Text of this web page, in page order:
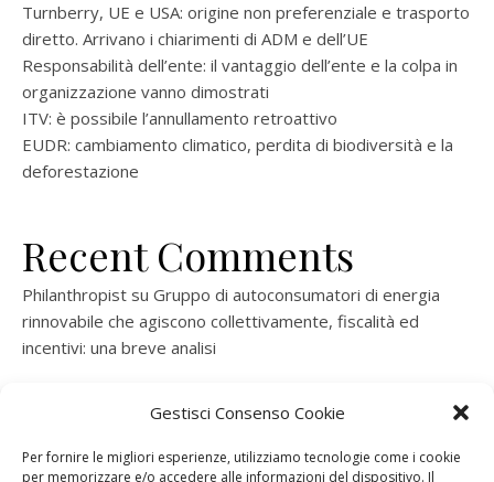
Gestisci Consenso Cookie
Per fornire le migliori esperienze, utilizziamo tecnologie come i cookie
per memorizzare e/o accedere alle informazioni del dispositivo. Il
Turnberry, UE e USA: origine non preferenziale e trasporto
diretto. Arrivano i chiarimenti di ADM e dell’UE
Responsabilità dell’ente: il vantaggio dell’ente e la colpa in
organizzazione vanno dimostrati
ITV: è possibile l’annullamento retroattivo
EUDR: cambiamento climatico, perdita di biodiversità e la
deforestazione
Recent Comments
Philanthropist su Gruppo di autoconsumatori di energia
rinnovabile che agiscono collettivamente, fiscalità ed
incentivi: una breve analisi
rinnovabile che agiscono collettivamente, fiscalità ed